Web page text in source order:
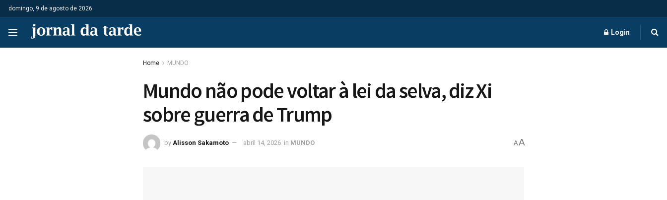
domingo, 9 de agosto de 2026
Login
Home MUNDO
Mundo não pode voltar à lei da selva, diz Xi
sobre guerra de Trump
by Alisson Sakamoto abril 14, 2026 in MUNDO AA